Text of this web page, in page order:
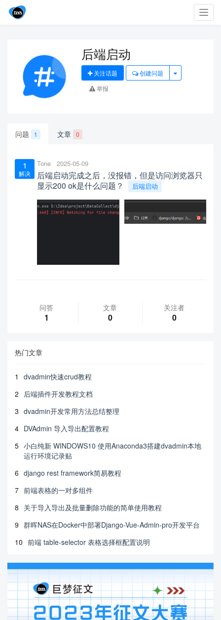
后端启动
关注话题
创建问题
举报
问题 1 文章 0
1
解决
Tone 2025-05-09
后端启动完成之后，没报错，但是访问浏览器只
显示200 ok是什么问题？
后端启动
问答
1
文章
0
关注者
0
热门文章
1
dvadmin快速crud教程
2 后端插件开发教程文档
3 dvadmin开发常用方法总结整理
4 DVAdmin 导入导出配置教程
5 小白纯新 WINDOWS10 使用Anaconda3搭建dvadmin本地
运行环境记录贴
6 django rest framework简易教程
7 前端表格的一对多组件
8 关于导入导出及批量删除功能的简单使用教程
9 群晖NAS在Docker中部署Django-Vue-Admin-pro开发平台
10 前端 table-selector 表格选择框配置说明